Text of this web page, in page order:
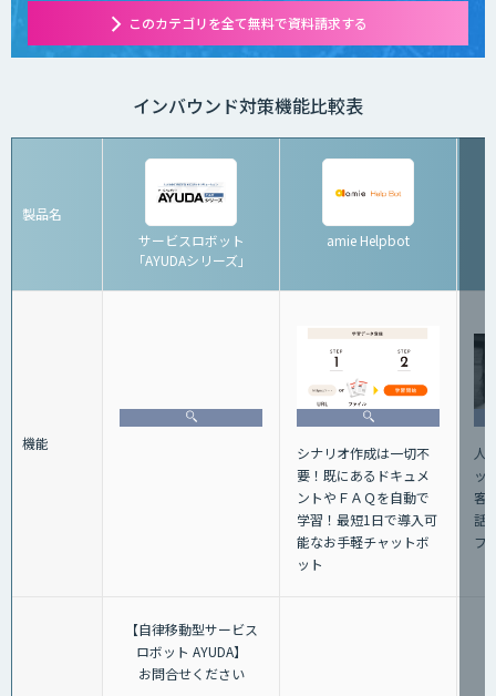
このカテゴリを全て無料で資料請求する
インバウンド対策機能比較表
製品名
サービスロボット
「AYUDAシリーズ」
amie Helpbot
機能
シナリオ作成は一切不
要！既にあるドキュメ
ントやＦＡＱを自動で
学習！最短1日で導入可
能なお手軽チャットボ
ット
人
ッ
客
話
フ
【自律移動型サービス
ロボット AYUDA】
お問合せください